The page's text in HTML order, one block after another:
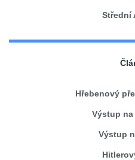
Střední
Hřebenový
Výstup
Výstup